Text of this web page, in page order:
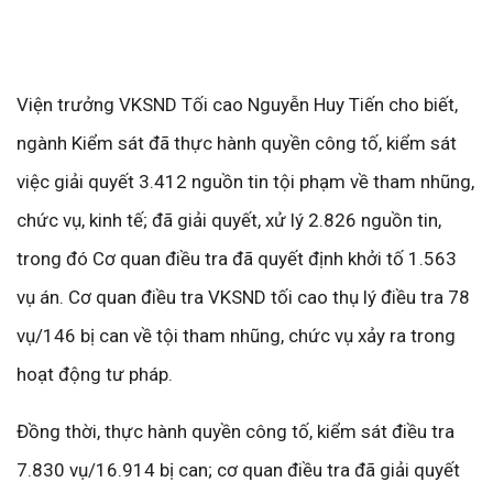
Viện trưởng VKSND Tối cao Nguyễn Huy Tiến cho biết,
ngành Kiểm sát đã thực hành quyền công tố, kiểm sát
việc giải quyết 3.412 nguồn tin tội phạm về tham nhũng,
chức vụ, kinh tế; đã giải quyết, xử lý 2.826 nguồn tin,
trong đó Cơ quan điều tra đã quyết định khởi tố 1.563
vụ án. Cơ quan điều tra VKSND tối cao thụ lý điều tra 78
vụ/146 bị can về tội tham nhũng, chức vụ xảy ra trong
hoạt động tư pháp.
Đồng thời, thực hành quyền công tố, kiểm sát điều tra
7.830 vụ/16.914 bị can; cơ quan điều tra đã giải quyết